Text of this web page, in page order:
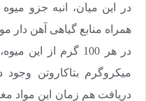
در این میان، انبه جزو
همراه منابع گیاهی آهن دار
در هر 100 گرم از این میوه، 37 میلی گرم ویتامین
میکروگرم بتاکاروتن
دریافت هم زمان این مواد